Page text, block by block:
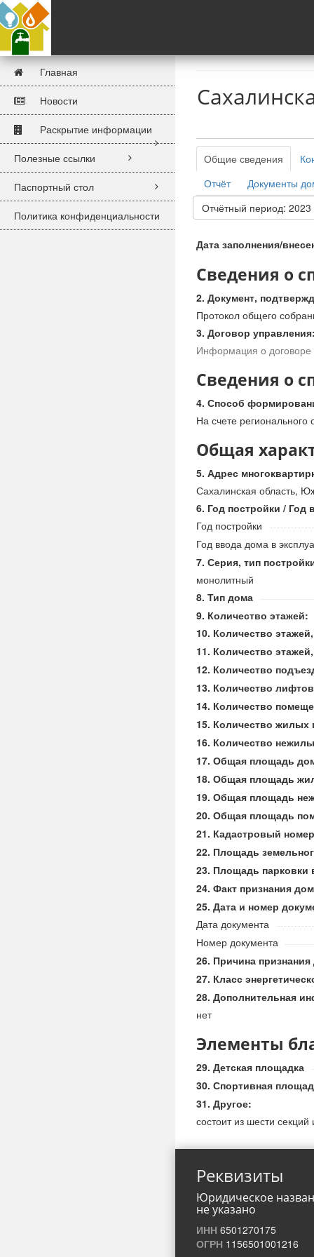
Главная
Новости
Раскрытие информации
Полезные ссылки
Паспортный стол
Политика конфиденциальности
Общие сведения
Отчёт
Документы
Отчётный период:
Дата заполнения/
Сведения о
Документ,
Протокол общего
Договор
Информация о договоре
Сведения о
Способ
На счете регионального
Общая
Адрес
Сахалинская область,
Год постройки / Год
Год постройки
Год ввода дома в
Серия, тип
монолитный
Тип дома
Количество этажей:
Количество
Количество
Количество
Количество лифтов
Количество
Количество жилых
Количество
Общая площадь
Общая площадь
Общая площадь
Общая площадь
Кадастровый номер
Площадь
Площадь парковки
Факт признания
Дата и номер
Дата документа
Номер документа
Причина
Класс
Дополнительная
нет
Элементы
Детская площадка
Спортивная
Другое:
состоит из шести
Реквизиты
Юридическое
не указано
ИНН 6501270175
ОГРН 1156501001216